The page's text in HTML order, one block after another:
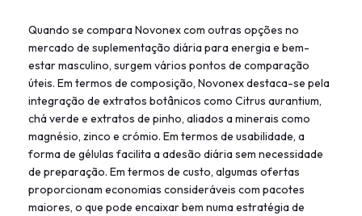
Quando se compara Novonex com outras opções no
mercado de suplementação diária para energia e bem-
estar masculino, surgem vários pontos de comparação
úteis. Em termos de composição, Novonex destaca-se pela
integração de extratos botânicos como Citrus aurantium,
chá verde e extratos de pinho, aliados a minerais como
magnésio, zinco e crómio. Em termos de usabilidade, a
forma de gélulas facilita a adesão diária sem necessidade
de preparação. Em termos de custo, algumas ofertas
proporcionam economias consideráveis com pacotes
maiores, o que pode encaixar bem numa estratégia de